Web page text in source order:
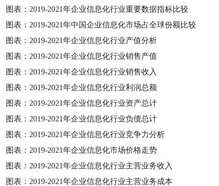
图表： 2019-2021年企业信息化行业重要数据指标比较
图表： 2019-2021年中国企业信息化市场占全球份额比较
图表： 2019-2021年企业信息化行业产值分析
图表： 2019-2021年企业信息化行业销售产值
图表： 2019-2021年企业信息化行业销售收入
图表： 2019-2021年企业信息化行业利润总额
图表： 2019-2021年企业信息化行业资产总计
图表： 2019-2021年企业信息化行业负债总计
图表： 2019-2021年企业信息化行业竞争力分析
图表： 2019-2021年企业信息化市场价格走势
图表： 2019-2021年企业信息化行业主营业务收入
图表： 2019-2021年企业信息化行业主营业务成本